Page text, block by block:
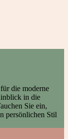
die moderne
in die
Sie ein,
persönlichen Stil